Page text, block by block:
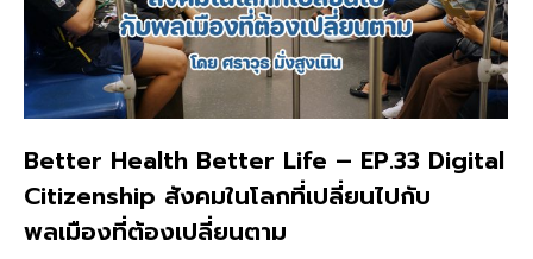
Better Health Better Life – EP.33 Digital
Citizenship สังคมในโลกที่เปลี่ยนไปกับ
พลเมืองที่ต้องเปลี่ยนตาม